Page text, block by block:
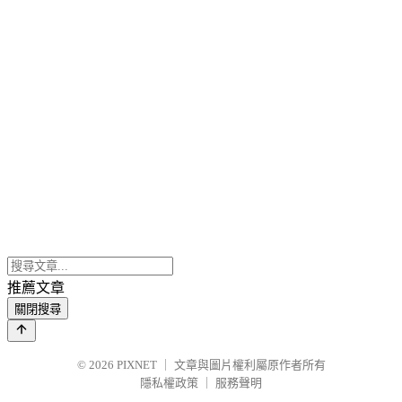
推薦文章
關閉搜尋
© 2026 PIXNET
文章與圖片權利屬原作者所有
隱私權政策
服務聲明